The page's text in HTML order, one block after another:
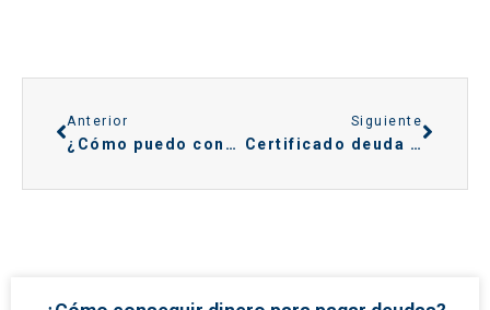
Anterior
¿Cómo puedo consultar mi deuda AEAT?
Siguiente
Certificado deuda cero